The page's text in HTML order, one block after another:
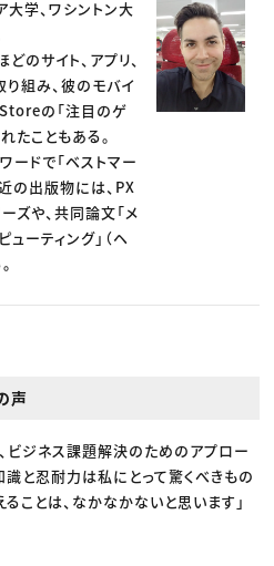
大学、ワシントン大
のサイト、アプリ、
組み、彼のモバイ
の「注目のゲ
たこともある。
ードで「ベストマー
の出版物には、PX
ズや、共同論文「メ
ーティング」（ヘ
声
ビジネス課題解決のためのアプロー
と忍耐力は私にとって驚くべきもの
ことは、なかなかないと思います」